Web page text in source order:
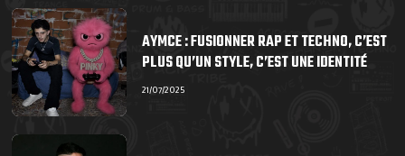
AYMCE : FUSIONNER RAP ET TECHNO, C’EST
PLUS QU’UN STYLE, C’EST UNE IDENTITÉ
21/07/2025